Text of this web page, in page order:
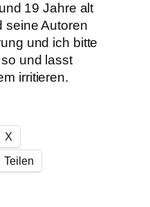
19 Jahre alt
seine Autoren
und ich bitte
und lasst
irritieren.
X
Teilen